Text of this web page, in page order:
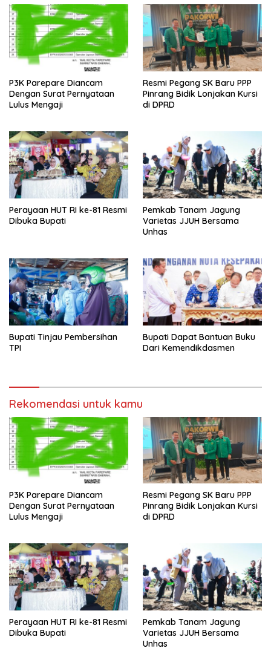
P3K Parepare Diancam
Dengan Surat Pernyataan
Lulus Mengaji
Resmi Pegang SK Baru PPP
Pinrang Bidik Lonjakan Kursi
di DPRD
Perayaan HUT RI ke-81 Resmi
Dibuka Bupati
Pemkab Tanam Jagung
Varietas JJUH Bersama
Unhas
Bupati Tinjau Pembersihan
TPI
Bupati Dapat Bantuan Buku
Dari Kemendikdasmen
Rekomendasi untuk kamu
P3K Parepare Diancam
Dengan Surat Pernyataan
Lulus Mengaji
Resmi Pegang SK Baru PPP
Pinrang Bidik Lonjakan Kursi
di DPRD
Perayaan HUT RI ke-81 Resmi
Dibuka Bupati
Pemkab Tanam Jagung
Varietas JJUH Bersama
Unhas